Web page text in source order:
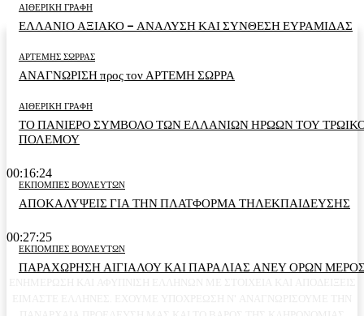
ΑΙΘΕΡΙΚΗ ΓΡΑΦΗ
ΕΛΛΑΝΙΟ ΑΞΙΑΚΟ – ΑΝΑΛΥΣΗ ΚΑΙ ΣΥΝΘΕΣΗ ΕΥΡΑΜΙΔΑΣ
ΑΡΤΕΜΗΣ ΣΩΡΡΑΣ
ΑΝΑΓΝΩΡΙΣΗ προς τον ΑΡΤΕΜΗ ΣΩΡΡΑ
ΑΙΘΕΡΙΚΗ ΓΡΑΦΗ
ΤΟ ΠΑΝΙΕΡΟ ΣΥΜΒΟΛΟ ΤΩΝ ΕΛΛΑΝΙΩΝ ΗΡΩΩΝ ΤΟΥ
ΠΟΛΕΜΟΥ
00:16:24
ΕΚΠΟΜΠΕΣ ΒΟΥΛΕΥΤΩΝ
ΑΠΟΚΑΛΥΨΕΙΣ ΓΙΑ ΤΗΝ ΠΛΑΤΦΟΡΜΑ ΤΗΛΕΚΠΑΙΔΕΥΣΗΣ
00:27:25
ΕΚΠΟΜΠΕΣ ΒΟΥΛΕΥΤΩΝ
ΠΑΡΑΧΩΡΗΣΗ ΑΙΓΙΑΛΟΥ ΚΑΙ ΠΑΡΑΛΙΑΣ ΑΝΕΥ ΟΡΩΝ ΜΕΡΟΣ